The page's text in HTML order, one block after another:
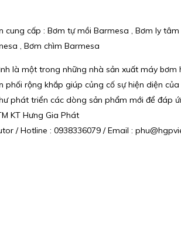
cung cấp : Bơm tự mồi Barmesa , Bơm ly
, Bơm chìm Barmesa
là một trong những nhà sản xuất máy
phối rộng khắp giúp củng cố sự hiện diện
phát triển các dòng sản phẩm mới để đáp
KT Hưng Gia Phát
/ Hotline : 0938336079 / Email :